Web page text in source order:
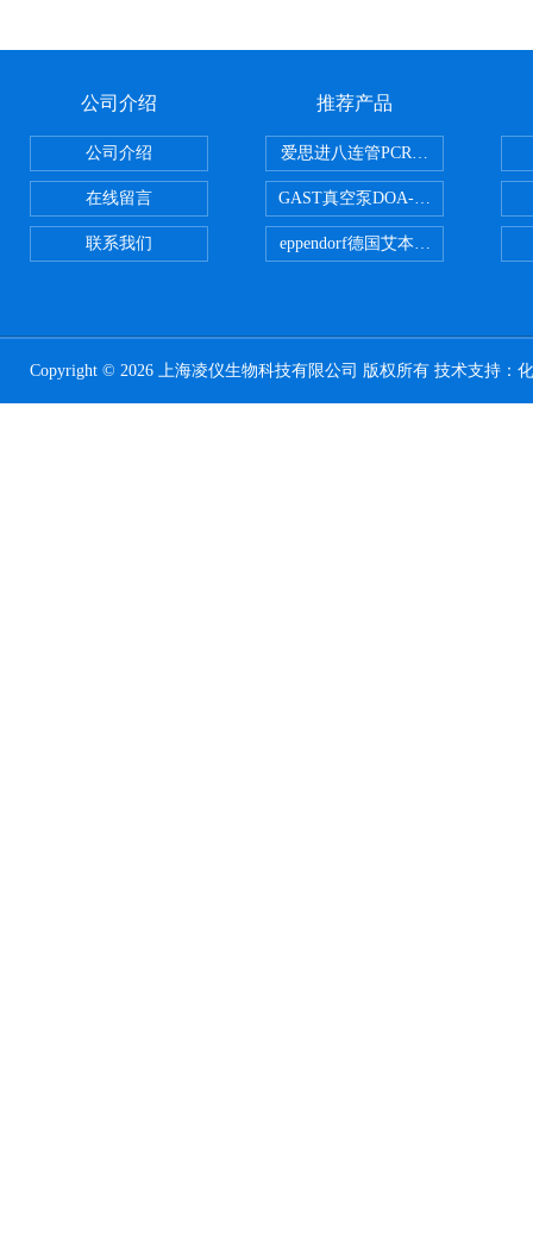
公司介绍
公司介绍
在线留言
联系我们
推荐产品
爱思进八连管PCR-0208-C
GAST真空泵DOA-P504-BN
eppendorf德国艾本德台式高速离
Copyright © 2026 上海凌仪生物科技有限公司 版权所有 技术支持：